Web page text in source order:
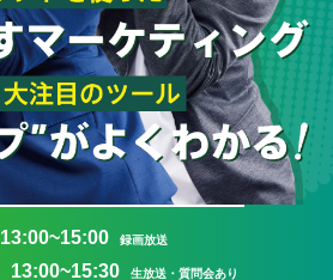
録画放送
生放送・質問会あり